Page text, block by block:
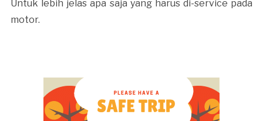
Untuk lebih jelas apa saja yang harus di-service pada
motor.